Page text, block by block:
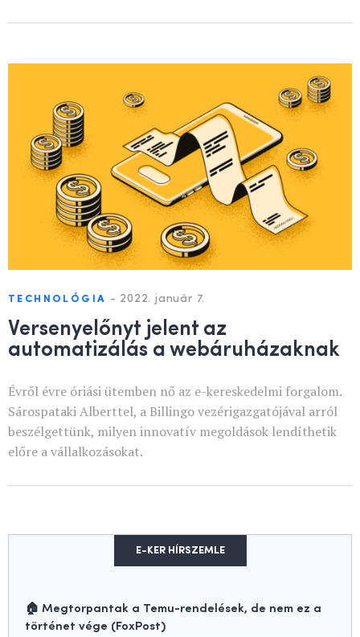
TECHNOLÓGIA - 2022. január 7.
Versenyelőnyt jelent az
automatizálás a webáruházaknak
Évről évre óriási ütemben nő az e-kereskedelmi forgalom.
Sárospataki Alberttel, a Billingo vezérigazgatójával arról
beszélgettünk, milyen innovatív megoldások lendíthetik
előre a vállalkozásokat.
E-KER HÍRSZEMLE
🏠 Megtorpantak a Temu-rendelések, de nem ez a
történet vége (FoxPost)